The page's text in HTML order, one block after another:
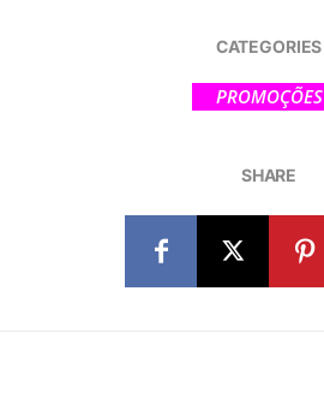
CATEGORIES
PROMOÇÕES
SHARE